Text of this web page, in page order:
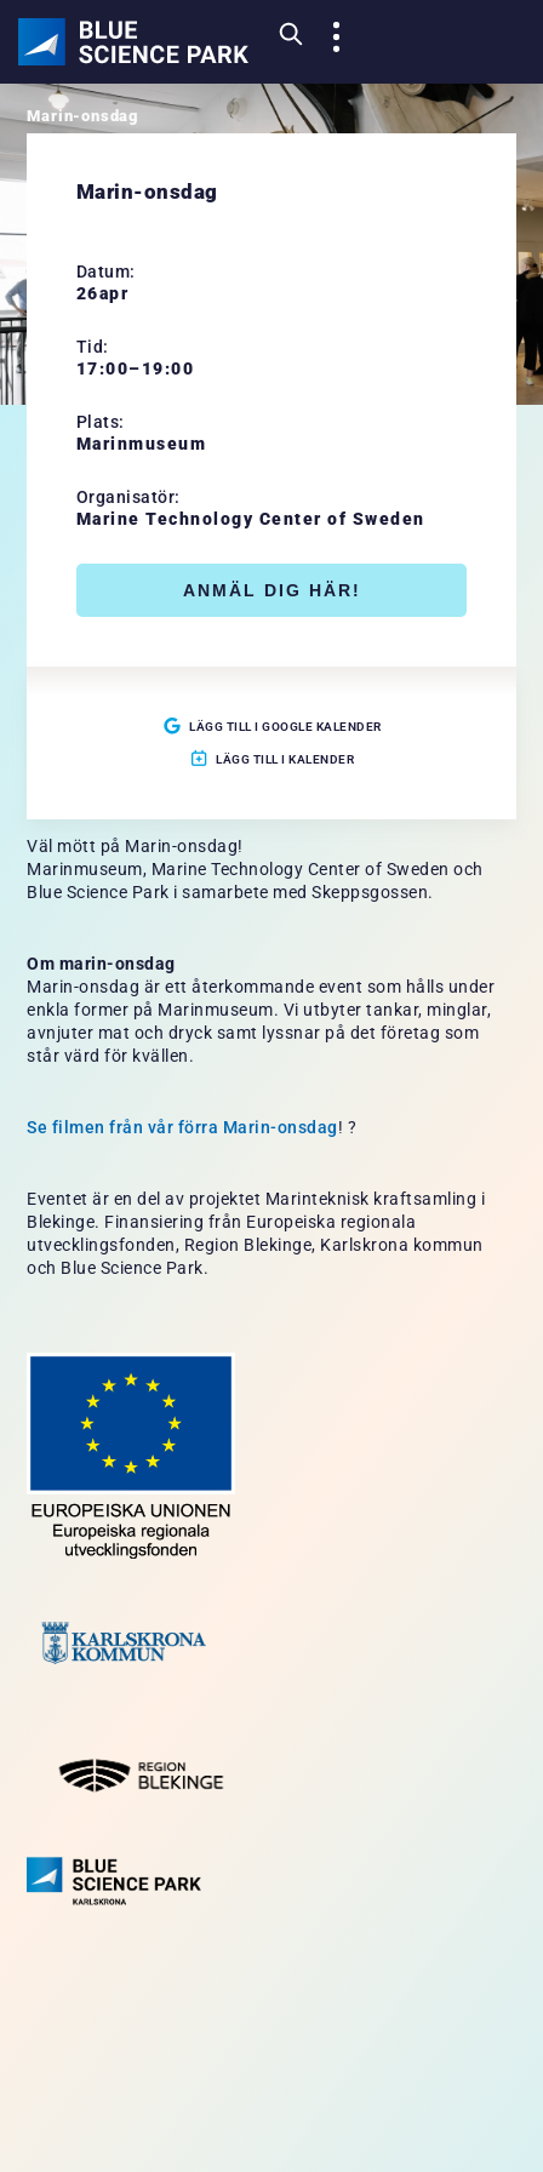
Marin-onsdag
26 april!
studerar eller har intresse inom det marintekniska
området. Den 26 april ses vi under enkla former på
avnjuter mat och dryck på Skeppsgossen.
Väl mött på Marin-onsdag!
Marinmuseum, Marine Technology Center of Sweden och
Blue Science Park i samarbete med Skeppsgossen.
Om marin-onsdag
Marin-onsdag är ett återkommande event som hålls under
enkla former på Marinmuseum. Vi utbyter tankar, minglar,
avnjuter mat och dryck samt lyssnar på det företag som
står värd för kvällen.
Se filmen från vår förra Marin-onsdag! ?
Eventet är en del av projektet Marinteknisk kraftsamling i
Blekinge. Finansiering från Europeiska regionala
utvecklingsfonden, Region Blekinge, Karlskrona kommun
och Blue Science Park.
Marin-onsdag
Datum:
26apr
Tid:
17:00–19:00
Plats:
Marinmuseum
Organisatör:
Marine Technology Center of Sweden
ANMÄL DIG HÄR!
LÄGG TILL I GOOGLE KALENDER
LÄGG TILL I KALENDER